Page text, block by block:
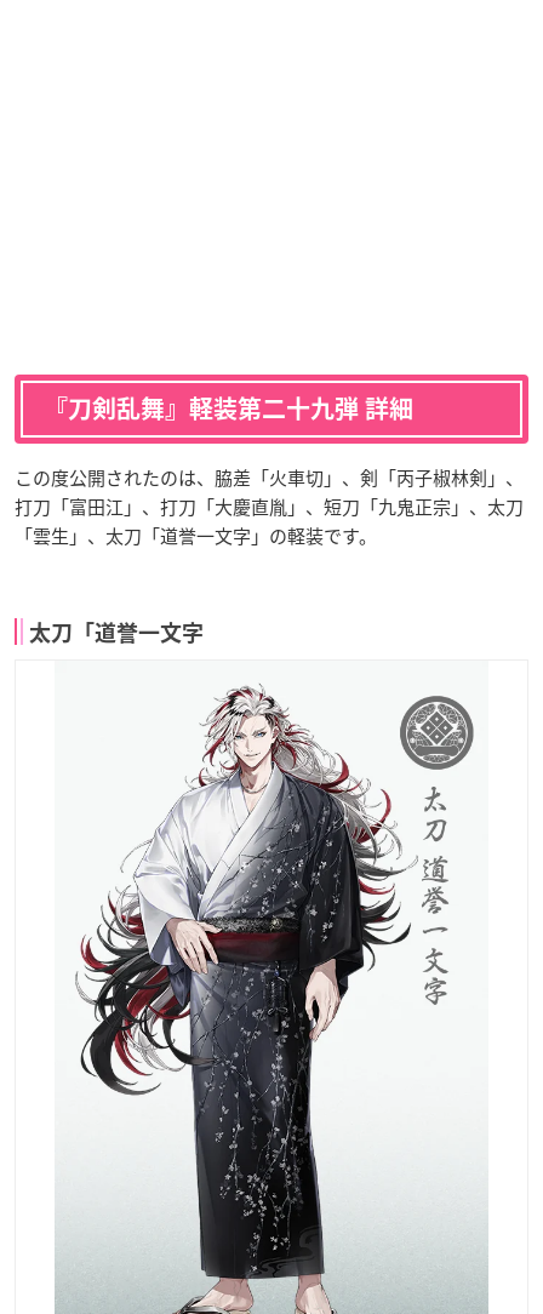
『刀剣乱舞』軽装第二十九弾 詳細
この度公開されたのは、脇差「火車切」、剣「丙子椒林剣」、
打刀「富田江」、打刀「大慶直胤」、短刀「九鬼正宗」、太刀
「雲生」、太刀「道誉一文字」の軽装です。
太刀「道誉一文字